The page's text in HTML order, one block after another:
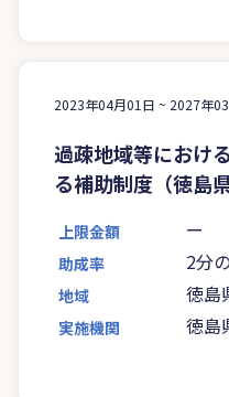
2023年04月01日 ~ 2027年
過疎地域等におけ
る補助制度（徳島県
上限金額 ー
助成率
2分
なる
地域 徳島
実施機関 徳島